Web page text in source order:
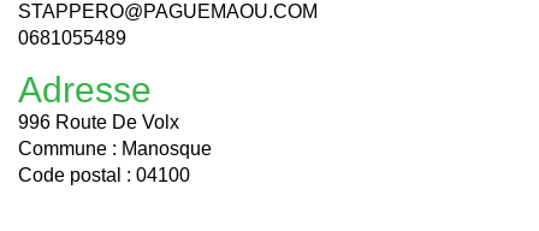
STAPPERO@PAGUEMAOU.COM
0681055489
Adresse
996 Route De Volx
Commune : Manosque
Code postal : 04100